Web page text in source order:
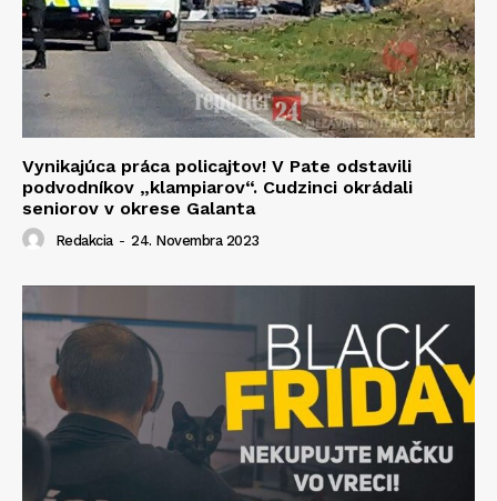
Vynikajúca práca policajtov! V Pate odstavili
podvodníkov „klampiarov“. Cudzinci okrádali
seniorov v okrese Galanta
Redakcia - 24. Novembra 2023